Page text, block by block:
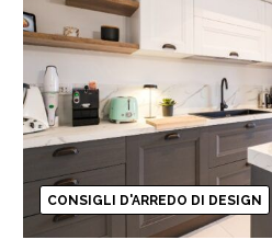
CONSIGLI D'ARREDO DI DESIGN